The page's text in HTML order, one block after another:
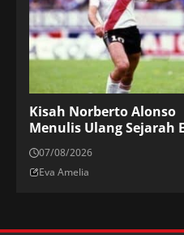
Kisah Norberto Alonso
Menulis Ulang Sejarah
Los Millonario
07/08/2026
Eva Amelia